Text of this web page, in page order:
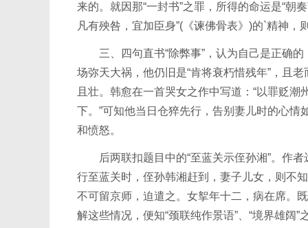
来的。就因那“一封书”之罪，所得的命运是“朝
凡有殃咎，宜加臣身”(《谏佛骨表》)的`精神，
三、四句直书“除弊事”，认为自己是正确的
场弥天大祸，他仍旧是“肯将衰朽惜残年”，且
且壮。韩愈在一首哭女之作中写道：“以罪贬
下。”可知他当日仓猝先行，告别妻儿时的心情
和愤怒。
后两联扣题目中的“至蓝关示侄孙湘”。作者
行至蓝关时，侄孙韩湘赶到，妻子儿女，则不
不可留京师，迫遣之。女挐年十二，病在席。
解这些情况，便知“颈联纯作景语”、“境界雄阔